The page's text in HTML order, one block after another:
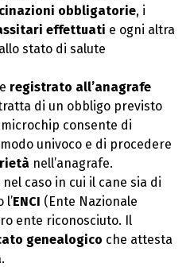
obbligatorie, i
effettuati e ogni altra
stato di salute
e registrato all’anagrafe
di un obbligo previsto
microchip consente di
univoco e di procedere
nell’anagrafe.
nel caso in cui il cane sia di
l’ENCI (Ente Nazionale
ente riconosciuto. Il
genealogico che attesta